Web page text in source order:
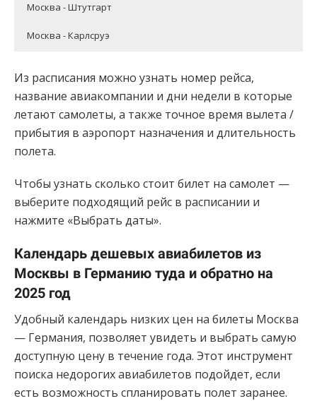
Москва - Штутгарт
Москва - Карлсруэ
Из расписания можно узнать номер рейса,
название авиакомпании и дни недели в которые
летают самолеты, а также точное время вылета /
прибытия в аэропорт назначения и длительность
полета.
Чтобы узнать сколько стоит билет на самолет —
выберите подходящий рейс в расписании и
нажмите «Выбрать даты».
Календарь дешевых авиабилетов из
Москвы в Германию туда и обратно на
2025 год
Удобный календарь низких цен на билеты Москва
— Германия, позволяет увидеть и выбрать самую
доступную цену в течение года. Этот инструмент
поиска недорогих авиабилетов подойдет, если
есть возможность спланировать полет заранее.